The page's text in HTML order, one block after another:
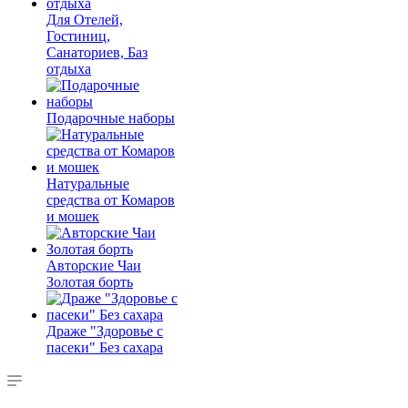
Для Отелей,
Гостиниц,
Санаториев, Баз
отдыха
Подарочные наборы
Натуральные
средства от Комаров
и мошек
Авторские Чаи
Золотая борть
Драже "Здоровье с
пасеки" Без сахара